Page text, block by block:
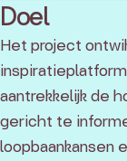
Doel
Het project
aantrekkelijk de
gericht te
loopbaankansen